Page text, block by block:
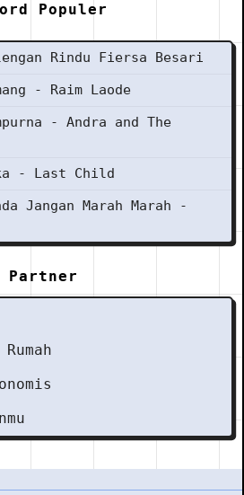
Populer
Rindu Fiersa Besari
- Raim Laode
- Andra and The
- Last Child
Jangan Marah Marah -
Partner